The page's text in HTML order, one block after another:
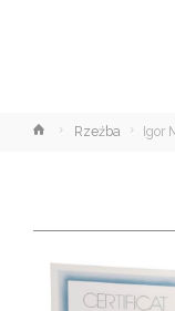
StronaRzeźba Igor